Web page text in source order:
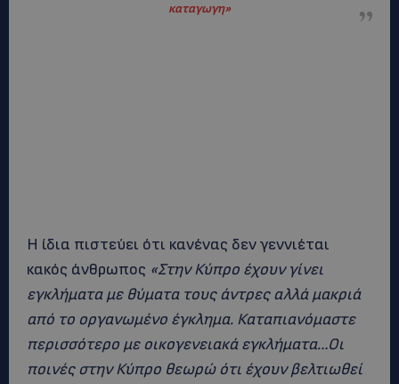
καταγωγη»
Η ίδια πιστεύει ότι κανένας δεν γεννιέται
κακός άνθρωπος «Στην Κύπρο έχουν γίνει
εγκλήματα με θύματα τους άντρες αλλά μακριά
από το οργανωμένο έγκλημα. Καταπιανόμαστε
περισσότερο με οικογενειακά εγκλήματα…Οι
ποινές στην Κύπρο θεωρώ ότι έχουν βελτιωθεί